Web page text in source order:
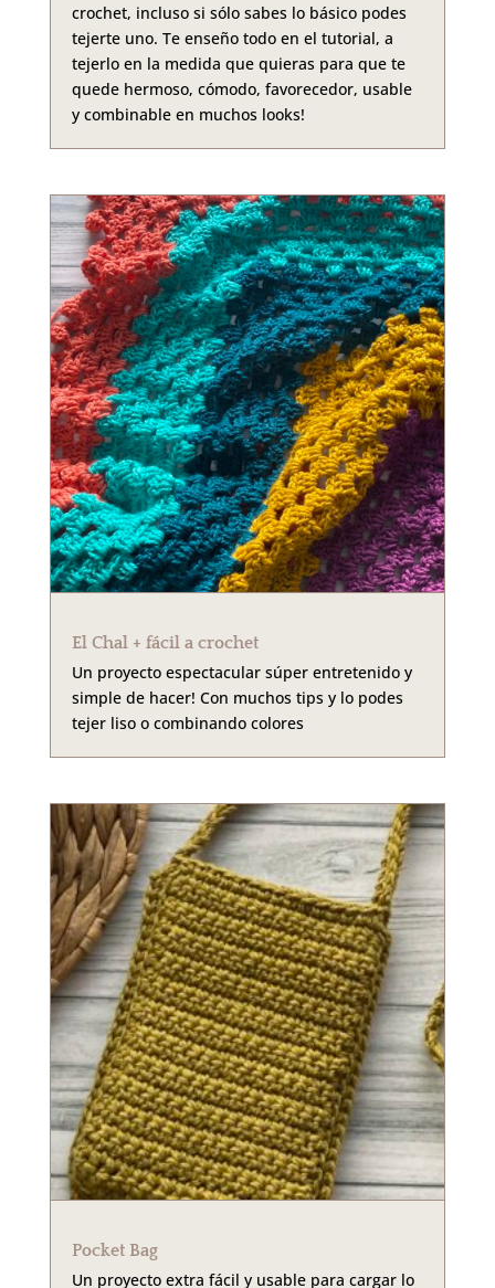
crochet, incluso si sólo sabes lo básico podes
tejerte uno. Te enseño todo en el tutorial, a
tejerlo en la medida que quieras para que te
quede hermoso, cómodo, favorecedor, usable
y combinable en muchos looks!
El Chal + fácil a crochet
Un proyecto espectacular súper entretenido y
simple de hacer! Con muchos tips y lo podes
tejer liso o combinando colores
Pocket Bag
Un proyecto extra fácil y usable para cargar lo